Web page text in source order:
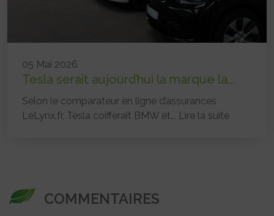
05 Mai 2026
Tesla serait aujourd’hui la marque la...
Selon le comparateur en ligne d’assurances
LeLynx.fr, Tesla coifferait BMW et... Lire la suite
COMMENTAIRES